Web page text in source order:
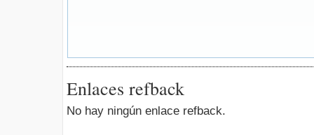
Enlaces refback
No hay ningún enlace refback.